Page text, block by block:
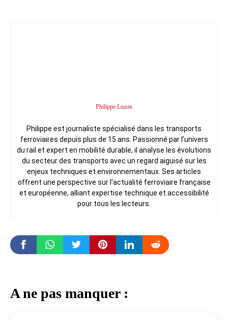
Philippe Luzon
Philippe est journaliste spécialisé dans les transports
ferroviaires depuis plus de 15 ans. Passionné par l’univers
du rail et expert en mobilité durable, il analyse les évolutions
du secteur des transports avec un regard aiguisé sur les
enjeux techniques et environnementaux. Ses articles
offrent une perspective sur l’actualité ferroviaire française
et européenne, alliant expertise technique et accessibilité
pour tous les lecteurs.
A ne pas manquer :